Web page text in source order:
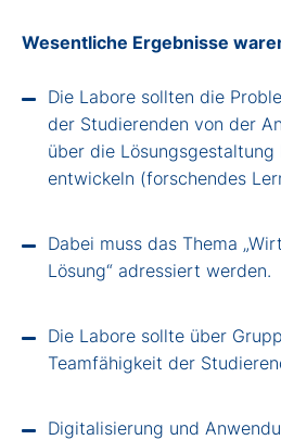
Wesentliche Ergebnisse
Die Labore sollten die
der Studierenden von der
über die
entwickeln (forschendes
Dabei muss das Thema
Lösung“ adressiert werden.
Die Labore sollte über
Teamfähigkeit der
Digitalisierung und